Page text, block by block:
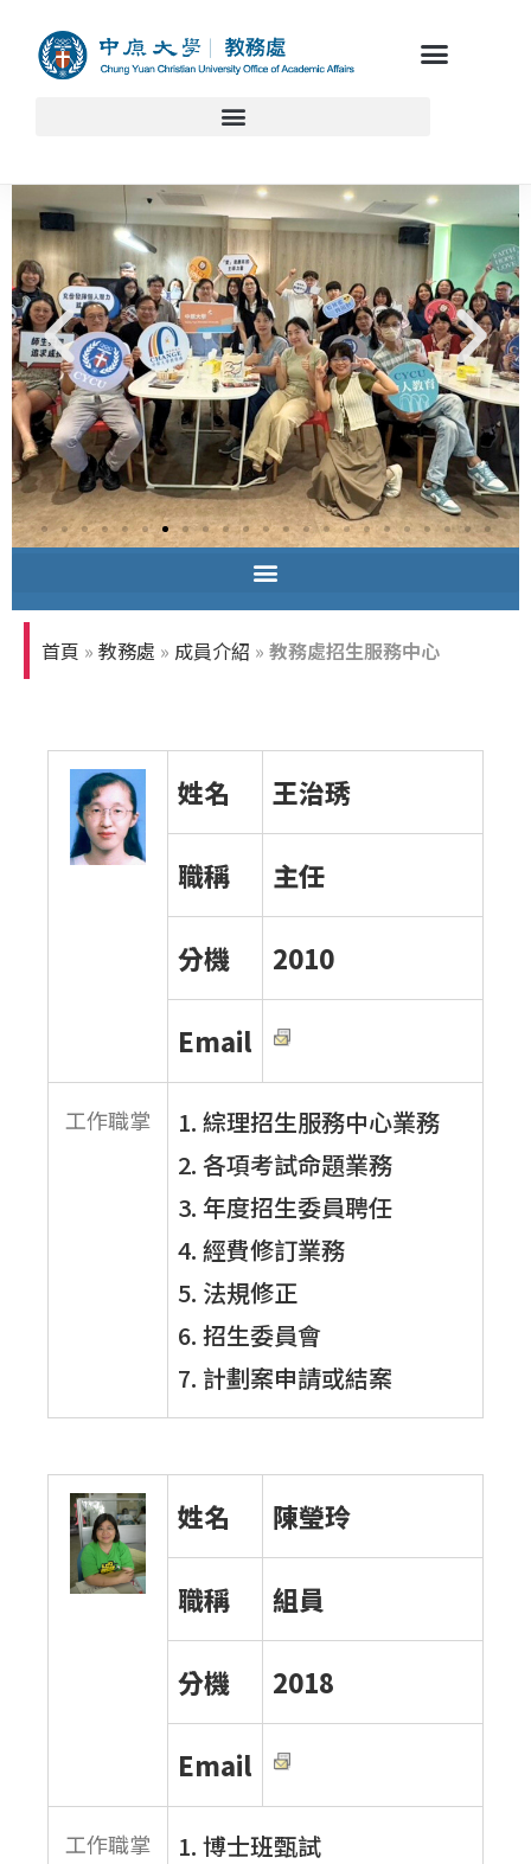
教務處擴大處務會議暨AI成果分享
首頁 » 教務處 » 成員介紹 » 教務處招生服務中心
姓名 王治琇
職稱 主任
分機 2010
Email
工作職掌
1. 綜理招生服務中心業務
2. 各項考試命題業務
3. 年度招生委員聘任
4. 經費修訂業務
5. 法規修正
6. 招生委員會
7. 計劃案申請或結案
姓名 陳瑩玲
職稱 組員
分機 2018
Email
工作職掌
1. 博士班甄試